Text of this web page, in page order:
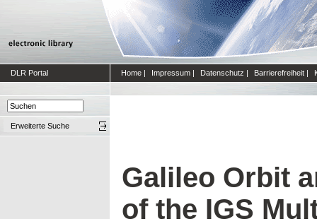
DLR Portal Home | Impressum | Datenschutz | Barrierefreiheit |
Erweiterte Suche
Galileo Orbit
of the IGS